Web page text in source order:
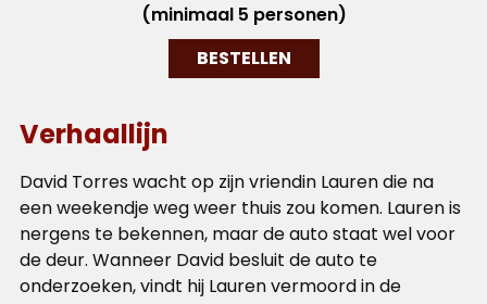
(minimaal 5 personen)
BESTELLEN
Verhaallijn
David Torres wacht op zijn vriendin Lauren die na
een weekendje weg weer thuis zou komen. Lauren is
nergens te bekennen, maar de auto staat wel voor
de deur. Wanneer David besluit de auto te
onderzoeken, vindt hij Lauren vermoord in de